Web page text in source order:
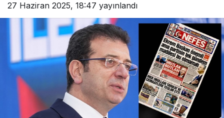
27 Haziran 2025, 18:47 yayınlandı